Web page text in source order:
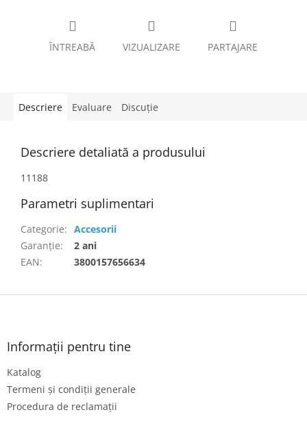
ÎNTREABĂ VIZUALIZARE PARTAJARE
Descriere Evaluare Discuţie
Descriere detaliată a produsului
11188
Parametri suplimentari
Categorie: Accesorii
Garanţie:
2 ani
EAN: 3800157656634
S
Informații pentru tine
Katalog
Termeni și condiții generale
Procedura de reclamații